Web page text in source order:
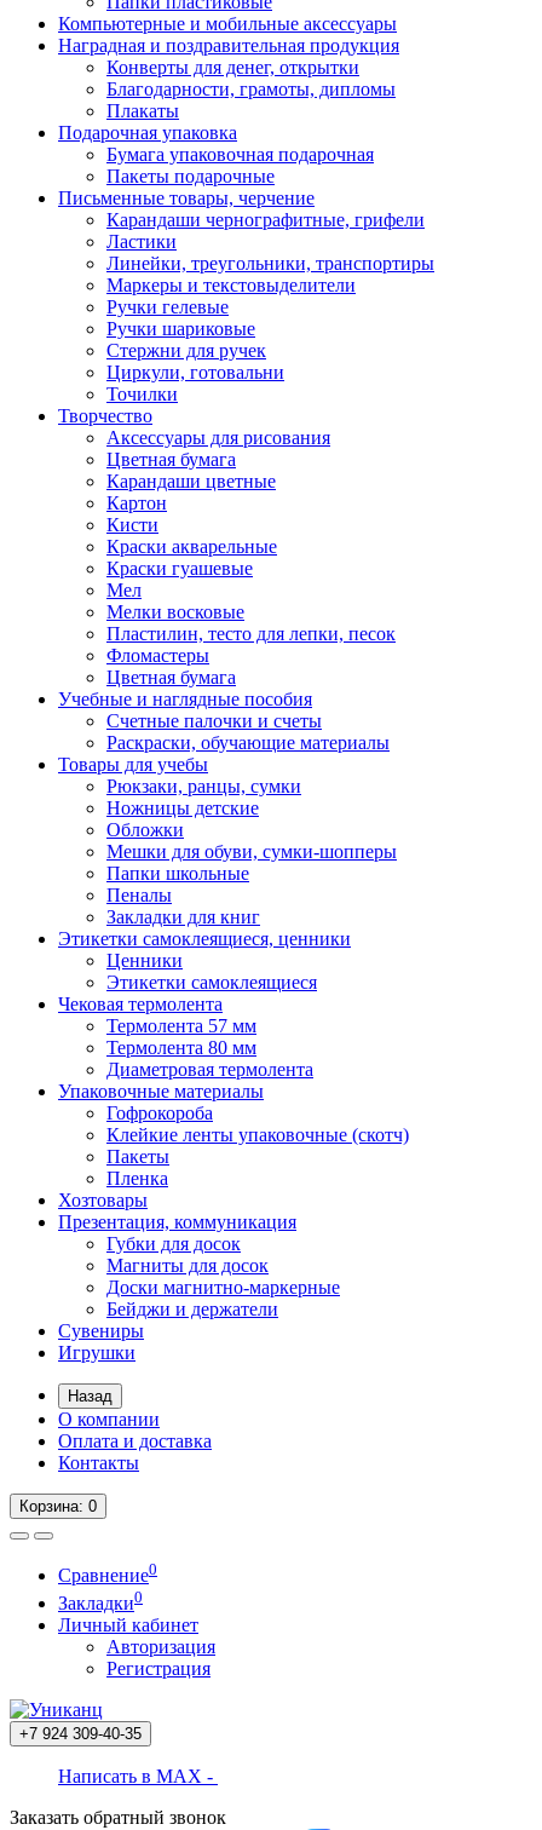
Компьютерные и мобильные аксессуары
Наградная и поздравительная продукция
Конверты для денег, открытки
Благодарности, грамоты, дипломы
Плакаты
Подарочная упаковка
Бумага упаковочная подарочная
Пакеты подарочные
Письменные товары, черчение
Карандаши чернографитные, грифели
Ластики
Линейки, треугольники, транспортиры
Маркеры и текстовыделители
Ручки гелевые
Ручки шариковые
Стержни для ручек
Циркули, готовальни
Точилки
Творчество
Аксессуары для рисования
Цветная бумага
Карандаши цветные
Картон
Кисти
Краски акварельные
Краски гуашевые
Мел
Мелки восковые
Пластилин, тесто для лепки, песок
Фломастеры
Цветная бумага
Учебные и наглядные пособия
Счетные палочки и счеты
Раскраски, обучающие материалы
Товары для учебы
Рюкзаки, ранцы, сумки
Ножницы детские
Обложки
Мешки для обуви, сумки-шопперы
Папки школьные
Пеналы
Закладки для книг
Этикетки самоклеящиеся, ценники
Ценники
Этикетки самоклеящиеся
Чековая термолента
Термолента 57 мм
Термолента 80 мм
Диаметровая термолента
Упаковочные материалы
Гофрокороба
Клейкие ленты упаковочные (скотч)
Пакеты
Пленка
Хозтовары
Презентация, коммуникация
Губки для досок
Магниты для досок
Доски магнитно-маркерные
Бейджи и держатели
Сувениры
Игрушки
Назад
О компании
Оплата и доставка
Контакты
Корзина: 0
Сравнение0
Закладки0
Личный кабинет
Авторизация
Регистрация
+7 924 309-40-35
Написать в MAX -
Заказать обратный звонок